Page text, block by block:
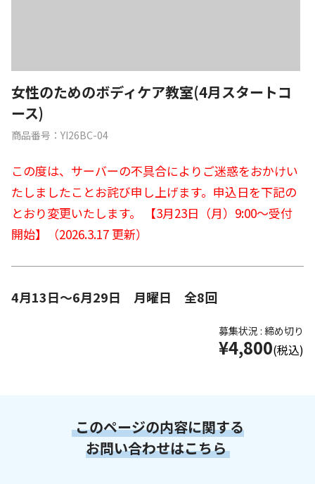
女性のためのボディケア教室(4月スタートコ
ース)
商品番号：YI26BC-04
この度は、サーバーの不具合によりご迷惑をおかけい
たしましたことお詫び申し上げます。申込日を下記の
とおり変更いたします。
【3月23日（月）9:00～受付
開始】（2026.3.17 更新）
4月13日～6月29日 月曜日 全8回
募集状況 : 締め切り
¥4,800(税込)
このページの内容に関する
お問い合わせはこちら